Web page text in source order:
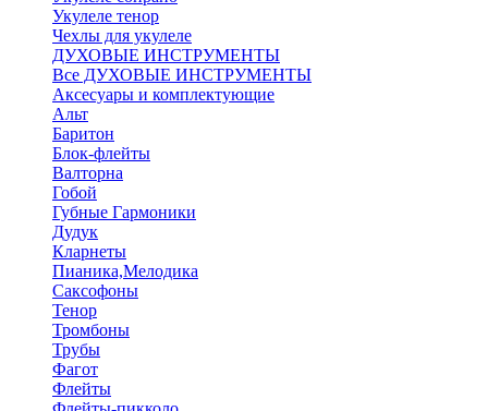
Укулеле тенор
Чехлы для укулеле
ДУХОВЫЕ ИНСТРУМЕНТЫ
Все ДУХОВЫЕ ИНСТРУМЕНТЫ
Аксесуары и комплектующие
Альт
Баритон
Блок-флейты
Валторна
Гобой
Губные Гармоники
Дудук
Кларнеты
Пианика,Мелодика
Саксофоны
Тенор
Тромбоны
Трубы
Фагот
Флейты